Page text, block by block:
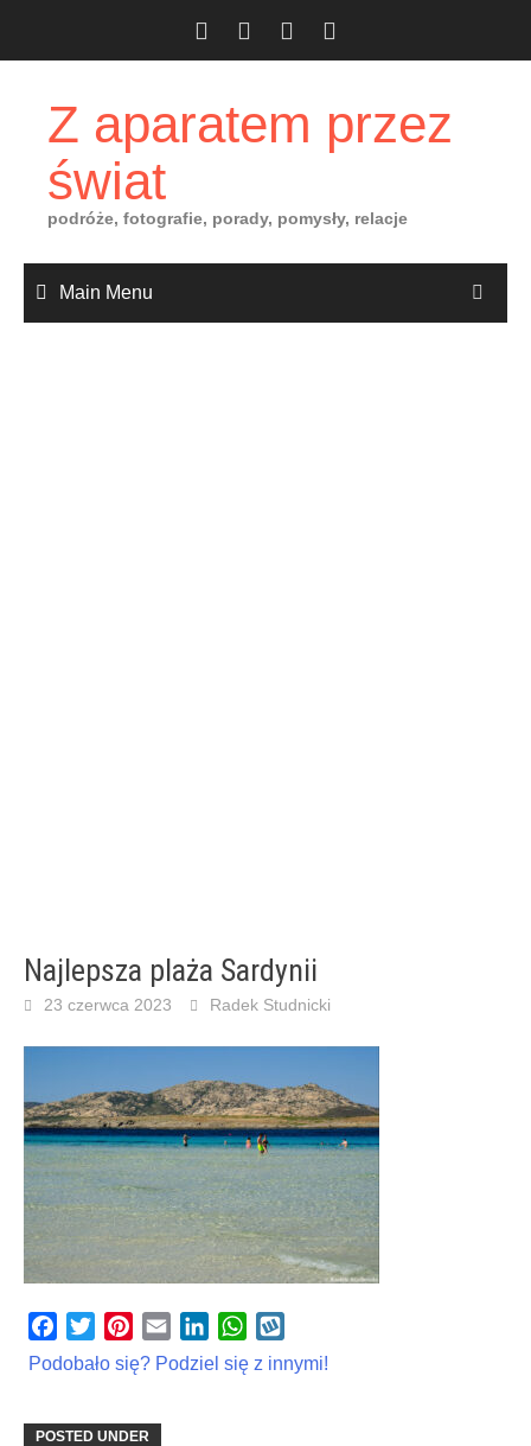
Z aparatem przez
świat
podróże, fotografie, porady, pomysły, relacje
Main Menu
Najlepsza plaża Sardynii
23 czerwca 2023 Radek Studnicki
Facebook
TwitterPinterest
Email LinkedInWhatsApp
Podobało się? Podziel się z innymi!
POSTED UNDER